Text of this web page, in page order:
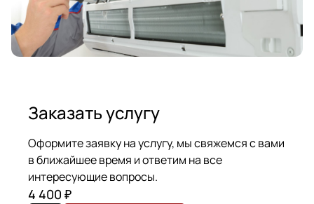
Заказать услугу
Оформите заявку на услугу, мы свяжемся с вами
в ближайшее время и ответим на все
интересующие вопросы.
4 400 ₽